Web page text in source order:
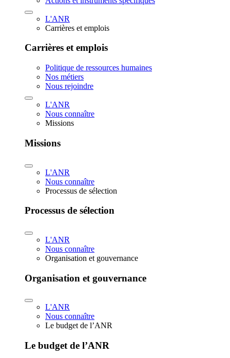
L'ANR
Carrières et emplois
Carrières et emplois
Politique de ressources humaines
Nos métiers
Nous rejoindre
L'ANR
Nous connaître
Missions
Missions
L'ANR
Nous connaître
Processus de sélection
Processus de sélection
L'ANR
Nous connaître
Organisation et gouvernance
Organisation et gouvernance
L'ANR
Nous connaître
Le budget de l’ANR
Le budget de l’ANR